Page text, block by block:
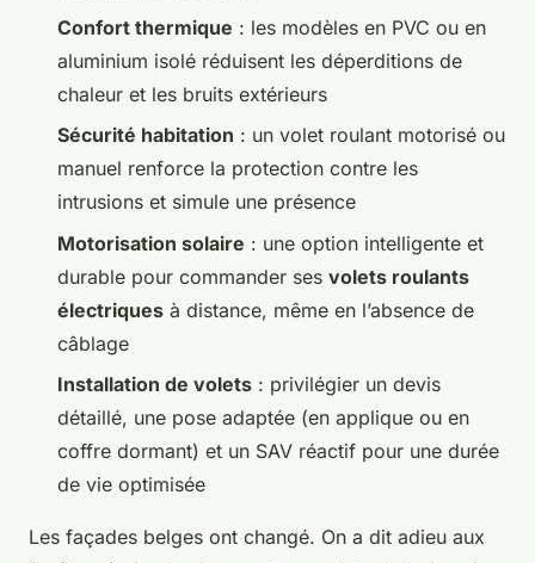
Confort thermique : les modèles en PVC ou en
aluminium isolé réduisent les déperditions de
chaleur et les bruits extérieurs
Sécurité habitation : un volet roulant motorisé ou
manuel renforce la protection contre les
intrusions et simule une présence
Motorisation solaire : une option intelligente et
durable pour commander ses volets roulants
électriques à distance, même en l’absence de
câblage
Installation de volets : privilégier un devis
détaillé, une pose adaptée (en applique ou en
coffre dormant) et un SAV réactif pour une durée
de vie optimisée
Les façades belges ont changé. On a dit adieu aux